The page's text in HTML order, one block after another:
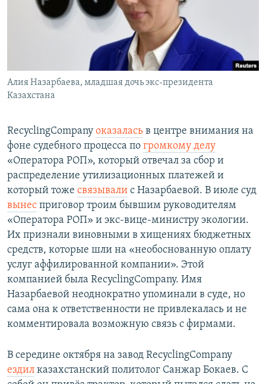
Алия Назарбаева, младшая дочь экс-президента
Казахстана
RecyclingCompany оказалась в центре внимания на
фоне судебного процесса по громкому делу
«Оператора РОП», который отвечал за сбор и
распределение утилизационных платежей и
который тоже связывали с Назарбаевой. В июле суд
вынес приговор троим бывшим руководителям
«Оператора РОП» и экс-вице-министру экологии.
Их признали виновными в хищениях бюджетных
средств, которые шли на «необоснованную оплату
услуг аффилированной компании». Этой
компанией была RecyclingCompany. Имя
Назарбаевой неоднократно упоминали в суде, но
сама она к ответственности не привлекалась и не
комментировала возможную связь с фирмами.
В середине октября на завод RecyclingCompany
ездил казахстанский политолог Санжар Бокаев. С